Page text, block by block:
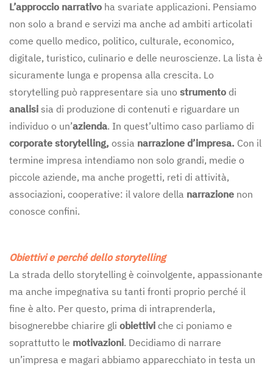
L’approccio narrativo ha svariate applicazioni. Pensiamo
non solo a brand e servizi ma anche ad ambiti articolati
come quello medico, politico, culturale, economico,
digitale, turistico, culinario e delle neuroscienze. La lista è
sicuramente lunga e propensa alla crescita. Lo
storytelling può rappresentare sia uno strumento di
analisi sia di produzione di contenuti e riguardare un
individuo o un’azienda. In quest’ultimo caso parliamo di
corporate storytelling, ossia narrazione d’impresa. Con il
termine impresa intendiamo non solo grandi, medie o
piccole aziende, ma anche progetti, reti di attività,
associazioni, cooperative: il valore della narrazione non
conosce confini.
Obiettivi e perché dello storytelling
La strada dello storytelling è coinvolgente, appassionante
ma anche impegnativa su tanti fronti proprio perché il
fine è alto. Per questo, prima di intraprenderla,
bisognerebbe chiarire gli obiettivi che ci poniamo e
soprattutto le motivazioni. Decidiamo di narrare
un’impresa e magari abbiamo apparecchiato in testa un